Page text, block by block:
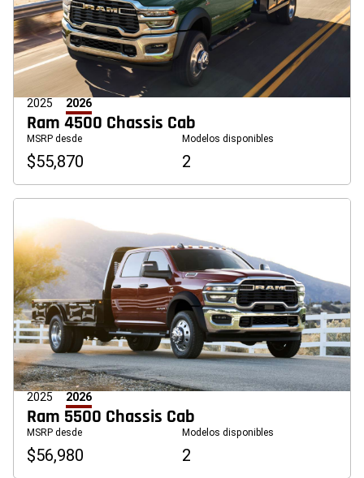
2025 2026
Ram 4500 Chassis Cab
MSRP desde
$55,870
Modelos disponibles
2
2025 2026
Ram 5500 Chassis Cab
MSRP desde
$56,980
Modelos disponibles
2